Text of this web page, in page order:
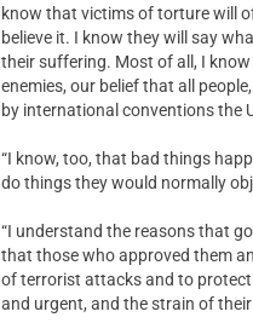
know that victims of torture will
believe it. I know they will say
their suffering. Most of all, I
enemies, our belief that all
by international conventions the
“I know, too, that bad things
do things they would normally
“I understand the reasons that
that those who approved them
of terrorist attacks and to
and urgent, and the strain of